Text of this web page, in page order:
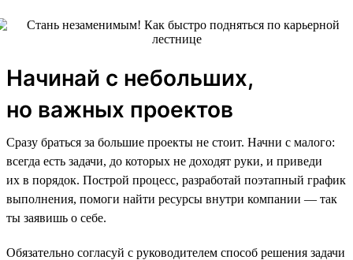
Начинай с небольших,
но важных проектов
Сразу браться за большие проекты не стоит. Начни с малого:
всегда есть задачи, до которых не доходят руки, и приведи
их в порядок. Построй процесс, разработай поэтапный график
выполнения, помоги найти ресурсы внутри компании — так
ты заявишь о себе.
Обязательно согласуй с руководителем способ решения задачи